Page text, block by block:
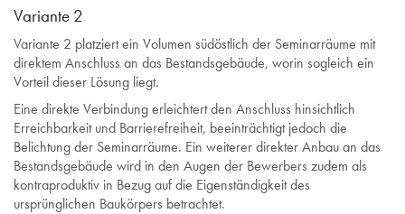
Variante 2
Variante 2 platziert ein Volumen südöstlich der Seminarräume mit
direktem Anschluss an das Bestandsgebäude, worin sogleich ein
Vorteil dieser Lösung liegt.
Eine direkte Verbindung erleichtert den Anschluss hinsichtlich
Erreichbarkeit und Barrierefreiheit, beeinträchtigt jedoch die
Belichtung der Seminarräume. Ein weiterer direkter Anbau an das
Bestandsgebäude wird in den Augen der Bewerbers zudem als
kontraproduktiv in Bezug auf die Eigenständigkeit des
ursprünglichen Baukörpers betrachtet.